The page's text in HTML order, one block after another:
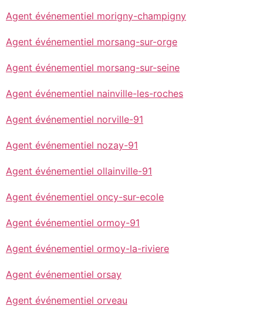
Agent événementiel morigny-champigny
Agent événementiel morsang-sur-orge
Agent événementiel morsang-sur-seine
Agent événementiel nainville-les-roches
Agent événementiel norville-91
Agent événementiel nozay-91
Agent événementiel ollainville-91
Agent événementiel oncy-sur-ecole
Agent événementiel ormoy-91
Agent événementiel ormoy-la-riviere
Agent événementiel orsay
Agent événementiel orveau